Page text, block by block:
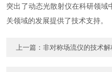
突出了动态光散射仪在科研领域
关领域的发展提供了技术支持。
上一篇：非对称场流仪的技术